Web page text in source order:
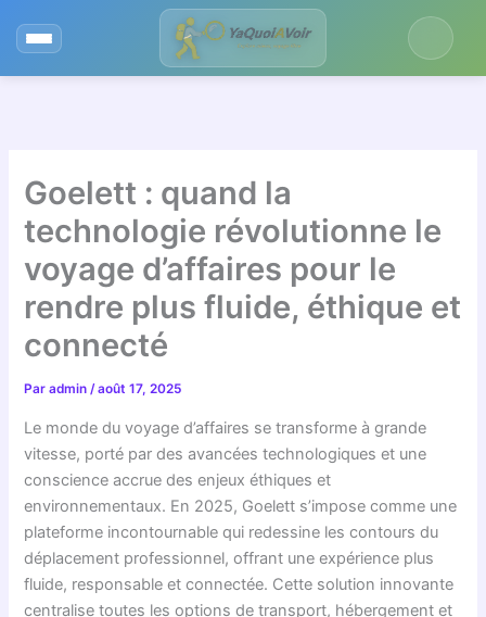
Goelett : quand la
technologie révolutionne le
voyage d’affaires pour le
rendre plus fluide, éthique et
connecté
Paradmin/août 17, 2025
Le monde du voyage d’affaires se transforme à grande
vitesse, porté par des avancées technologiques et une
conscience accrue des enjeux éthiques et
environnementaux. En 2025, Goelett s’impose comme une
plateforme incontournable qui redessine les contours du
déplacement professionnel, offrant une expérience plus
fluide, responsable et connectée. Cette solution innovante
centralise toutes les options de transport, hébergement et